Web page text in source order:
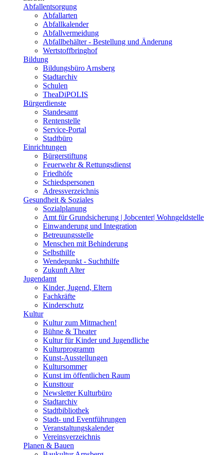
Abfallentsorgung
Abfallarten
Abfallkalender
Abfallvermeidung
Abfallbehälter - Bestellung und Änderung
Wertstoffbringhof
Bildung
Bildungsbüro Arnsberg
Stadtarchiv
Schulen
TheaDiPOLIS
Bürgerdienste
Standesamt
Rentenstelle
Service-Portal
Stadtbüro
Einrichtungen
Bürgerstiftung
Feuerwehr & Rettungsdienst
Friedhöfe
Schiedspersonen
Adressverzeichnis
Gesundheit & Soziales
Sozialplanung
Amt für Grundsicherung | Jobcenter| Wohngeldstelle
Einwanderung und Integration
Betreuungsstelle
Menschen mit Behinderung
Selbsthilfe
Wendepunkt - Suchthilfe
Zukunft Alter
Jugendamt
Kinder, Jugend, Eltern
Fachkräfte
Kinderschutz
Kultur
Kultur zum Mitmachen!
Bühne & Theater
Kultur für Kinder und Jugendliche
Kulturprogramm
Kunst-Ausstellungen
Kultursommer
Kunst im öffentlichen Raum
Kunsttour
Newsletter Kulturbüro
Stadtarchiv
Stadtbibliothek
Stadt- und Eventführungen
Veranstaltungskalender
Vereinsverzeichnis
Planen & Bauen